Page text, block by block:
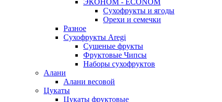
ЭКОНОМ - ECONOM
Сухофрукты и ягоды
Орехи и семечки
Разное
Сухофрукты Aregi
Сушеные фрукты
Фруктовые Чипсы
Наборы сухофруктов
Алани
Алани весовой
Цукаты
Цукаты фруктовые